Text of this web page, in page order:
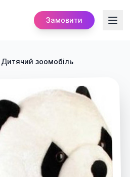
Замовити
Дитячий зоомобіль